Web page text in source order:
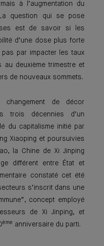
à l’augmentation du
question qui se pose
est de savoir si les
d’une dose plus forte
pas par impacter les taux
au deuxième trimestre et
de nouveaux sommets.
de décor
trois décennies d’un
du capitalisme initié par
Xiaoping et poursuivies
la Chine de Xi Jinping
différent entre État et
constaté cet été
s’inscrit dans une
concept employé
de Xi Jinping, et
ème anniversaire du parti.